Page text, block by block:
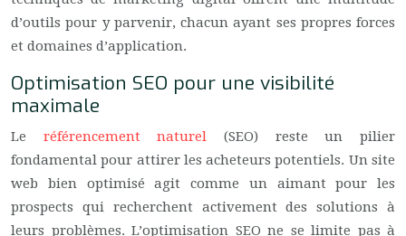
d’outils pour y parvenir, chacun ayant ses propres forces
et domaines d’application.
Optimisation SEO pour une visibilité
maximale
Le référencement naturel (SEO) reste un pilier
fondamental pour attirer les acheteurs potentiels. Un site
web bien optimisé agit comme un aimant pour les
prospects qui recherchent activement des solutions à
leurs problèmes. L’optimisation SEO ne se limite pas à